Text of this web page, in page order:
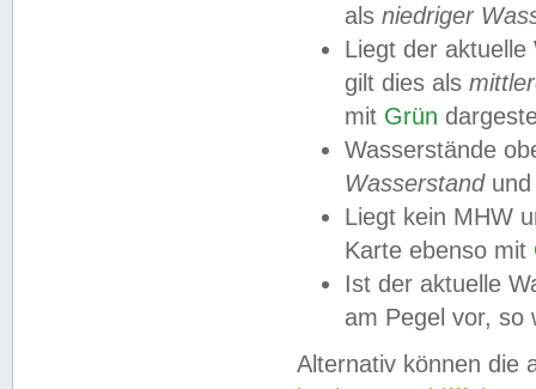
als niedriger
Liegt der
gilt dies als
mit Grün
Wasserstände
Wasserstandund
Liegt kein MHW
Karte ebenso mit
Ist der aktuelle
am Pegel vor,
Alternativ können die